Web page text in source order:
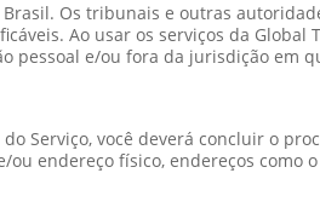
Os tribunais e outras
Ao usar os serviços da Global
pessoal e/ou fora da jurisdição em
Serviço, você deverá concluir o
endereço físico, endereços como